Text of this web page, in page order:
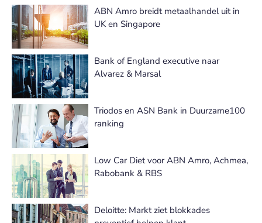
ABN Amro breidt metaalhandel uit in
UK en Singapore
Bank of England executive naar
Alvarez & Marsal
Triodos en ASN Bank in Duurzame100
ranking
Low Car Diet voor ABN Amro, Achmea,
Rabobank & RBS
Deloitte: Markt ziet blokkades